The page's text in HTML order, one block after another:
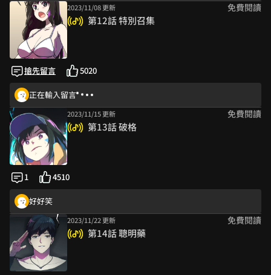
2023/11/08 更新 免費閱讀
第12話 特別召集
搶先留言 5020
正在輸入留言
2023/11/15 更新 免費閱讀
第13話 破格
1 4510
好好笑
2023/11/22 更新 免費閱讀
第14話 聰明藥